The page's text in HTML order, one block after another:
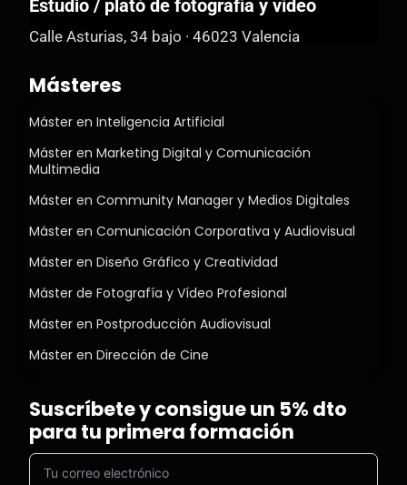
Estudio / plató de fotografía y vídeo
Calle Asturias, 34 bajo · 46023 Valencia
Másteres
Máster en Inteligencia Artificial
Máster en Marketing Digital y Comunicación
Multimedia
Máster en Community Manager y Medios Digitales
Máster en Comunicación Corporativa y Audiovisual
Máster en Diseño Gráfico y Creatividad
Máster de Fotografía y Vídeo Profesional
Máster en Postproducción Audiovisual
Máster en Dirección de Cine
Suscríbete y consigue un 5% dto
para tu primera formación